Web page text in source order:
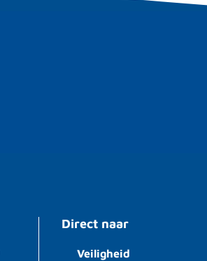
Direct naar
Veiligheid